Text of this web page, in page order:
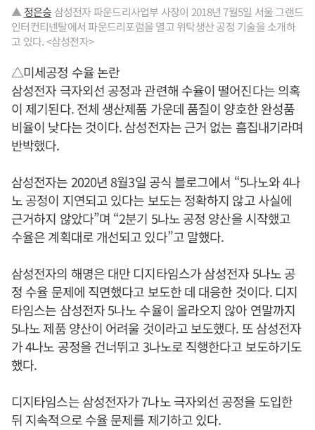
▲ 정은승 삼성전자 파운드리사업부 사장이 2018년 7월5일 서울 그랜드
인터컨티넨탈에서 파운드리포럼을 열고 위탁생산 공정 기술을 소개하
고 있다. <삼성전자>
△미세공정 수율 논란
삼성전자 극자외선 공정과 관련해 수율이 떨어진다는 의혹
이 제기된다. 전체 생산제품 가운데 품질이 양호한 완성품
비율이 낮다는 것이다. 삼성전자는 근거 없는 흠집내기라며
반박했다.
삼성전자는 2020년 8월3일 공식 블로그에서 “5나노와 4나
노 공정이 지연되고 있다는 보도는 정확하지 않고 사실에
근거하지 않았다”며 “2분기 5나노 공정 양산을 시작했고
수율은 계획대로 개선되고 있다”고 말했다.
삼성전자의 해명은 대만 디지타임스가 삼성전자 5나노 공
정 수율 문제에 직면했다고 보도한 데 대응한 것이다. 디지
타임스는 삼성전자 5나노 수율이 올라오지 않아 연말까지
5나노 제품 양산이 어려울 것이라고 보도했다. 또 삼성전자
가 4나노 공정을 건너뛰고 3나노로 직행한다고 보도하기도
했다.
디지타임스는 삼성전자가 7나노 극자외선 공정을 도입한
뒤 지속적으로 수율 문제를 제기하고 있다.